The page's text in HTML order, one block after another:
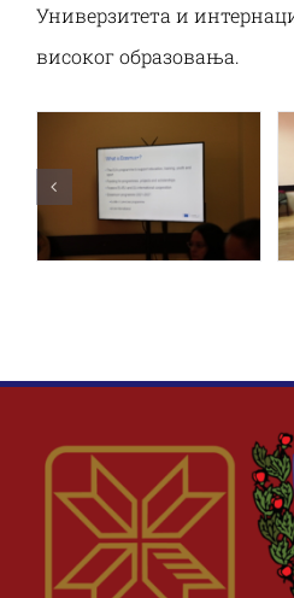
Универзитета и
високог образовања.